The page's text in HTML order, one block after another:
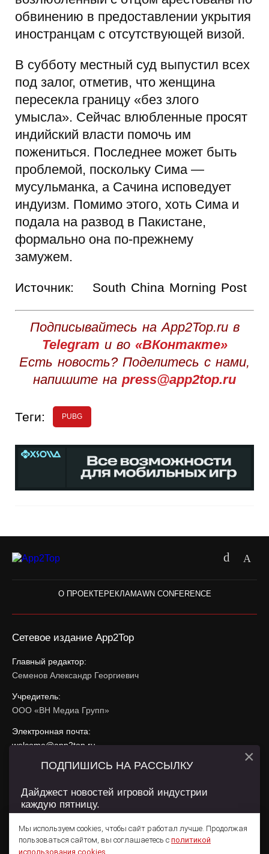
обвинению в предоставлении укрытия
иностранцам с отсутствующей визой.
В субботу местный суд выпустил всех
под залог, отметив, что женщина
пересекла границу «без злого
умысла». Сейчас влюбленные просят
индийский власти помочь им
пожениться. Последнее может быть
проблемой, поскольку Сима —
мусульманка, а Сачина исповедует
индуизм. Помимо этого, хоть Сима и
подала на развод в Пакистане,
формально она по-прежнему
замужем.
Источник: South China Morning Post
Подписывайтесь на App2Top.ru в
Telegram и во «ВКонтакте»
Есть новость? Поделитесь с нами,
напишите на press@app2top.ru
Теги: PUBG
О ПРОЕКТЕ РЕКЛАМАWN CONFERENCE
Сетевое издание App2Top
Главный редактор:
Семенов Александр Георгиевич
Учредитель:
ООО «ВН Медиа Групп»
Электронная почта:
welcome@app2top.ru
При использовании материалов активная ссылка на
Сайт использует IP адреса, cookie, данные геолокации
использования содержатся вПолитике конфиденциальностии
Пользовательском соглашении .
Мы используем cookies, чтобы сайт работал лучше. Продолжая
пользоваться сайтом, вы соглашаетесь с политикой
использования cookies
ПОДПИШИСЬ НА РАССЫЛКУ
Дайджест новостей игровой индустрии
каждую пятницу.
×